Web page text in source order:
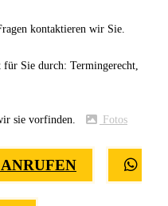
kontaktieren wir Sie.
Sie durch: Termingerecht,
sie vorfinden. Fotos
ANRUFEN